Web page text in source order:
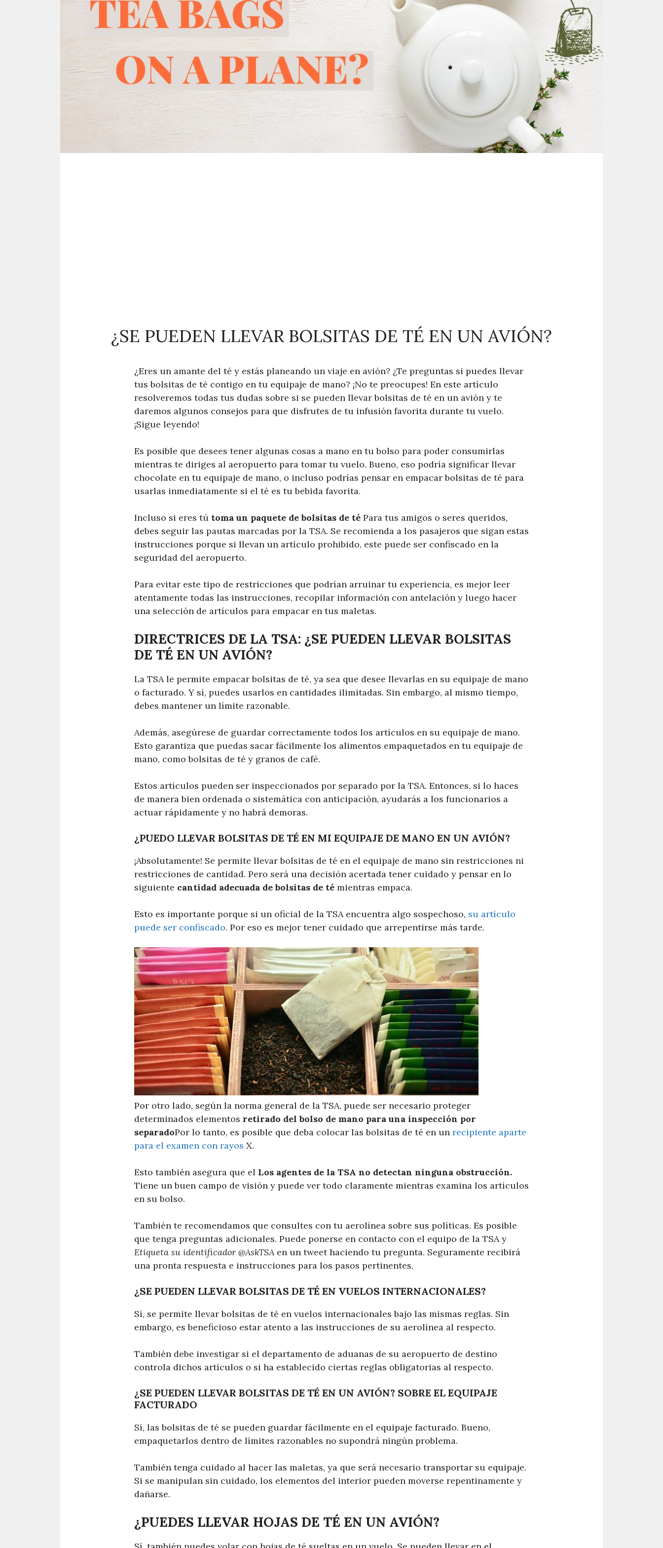
¿SE PUEDEN LLEVAR BOLSITAS DE TÉ EN UN AVIÓN?
¿Eres un amante del té y estás planeando un viaje en avión? ¿Te preguntas si puedes llevar
tus bolsitas de té contigo en tu equipaje de mano? ¡No te preocupes! En este artículo
resolveremos todas tus dudas sobre si se pueden llevar bolsitas de té en un avión y te
daremos algunos consejos para que disfrutes de tu infusión favorita durante tu vuelo.
¡Sigue leyendo!
Es posible que desees tener algunas cosas a mano en tu bolso para poder consumirlas
mientras te diriges al aeropuerto para tomar tu vuelo. Bueno, eso podría significar llevar
chocolate en tu equipaje de mano, o incluso podrías pensar en empacar bolsitas de té para
usarlas inmediatamente si el té es tu bebida favorita.
Incluso si eres tú toma un paquete de bolsitas de té Para tus amigos o seres queridos,
debes seguir las pautas marcadas por la TSA. Se recomienda a los pasajeros que sigan estas
instrucciones porque si llevan un artículo prohibido, este puede ser confiscado en la
seguridad del aeropuerto.
Para evitar este tipo de restricciones que podrían arruinar tu experiencia, es mejor leer
atentamente todas las instrucciones, recopilar información con antelación y luego hacer
una selección de artículos para empacar en tus maletas.
DIRECTRICES DE LA TSA: ¿SE PUEDEN LLEVAR BOLSITAS
DE TÉ EN UN AVIÓN?
La TSA le permite empacar bolsitas de té, ya sea que desee llevarlas en su equipaje de mano
o facturado. Y sí, puedes usarlos en cantidades ilimitadas. Sin embargo, al mismo tiempo,
debes mantener un límite razonable.
Además, asegúrese de guardar correctamente todos los artículos en su equipaje de mano.
Esto garantiza que puedas sacar fácilmente los alimentos empaquetados en tu equipaje de
mano, como bolsitas de té y granos de café.
Estos artículos pueden ser inspeccionados por separado por la TSA. Entonces, si lo haces
de manera bien ordenada o sistemática con anticipación, ayudarás a los funcionarios a
actuar rápidamente y no habrá demoras.
¿PUEDO LLEVAR BOLSITAS DE TÉ EN MI EQUIPAJE DE MANO EN UN AVIÓN?
¡Absolutamente! Se permite llevar bolsitas de té en el equipaje de mano sin restricciones ni
restricciones de cantidad. Pero será una decisión acertada tener cuidado y pensar en lo
siguiente cantidad adecuada de bolsitas de té mientras empaca.
Esto es importante porque si un oficial de la TSA encuentra algo sospechoso, su artículo
puede ser confiscado. Por eso es mejor tener cuidado que arrepentirse más tarde.
Por otro lado, según la norma general de la TSA, puede ser necesario proteger
determinados elementos retirado del bolso de mano para una inspección por
separadoPor lo tanto, es posible que deba colocar las bolsitas de té en un recipiente aparte
para el examen con rayos X.
Esto también asegura que el Los agentes de la TSA no detectan ninguna obstrucción.
Tiene un buen campo de visión y puede ver todo claramente mientras examina los artículos
en su bolso.
También te recomendamos que consultes con tu aerolínea sobre sus políticas. Es posible
que tenga preguntas adicionales. Puede ponerse en contacto con el equipo de la TSA y
Etiqueta su identificador @AskTSA en un tweet haciendo tu pregunta. Seguramente recibirá
una pronta respuesta e instrucciones para los pasos pertinentes.
¿SE PUEDEN LLEVAR BOLSITAS DE TÉ EN VUELOS INTERNACIONALES?
Sí, se permite llevar bolsitas de té en vuelos internacionales bajo las mismas reglas. Sin
embargo, es beneficioso estar atento a las instrucciones de su aerolínea al respecto.
También debe investigar si el departamento de aduanas de su aeropuerto de destino
controla dichos artículos o si ha establecido ciertas reglas obligatorias al respecto.
¿SE PUEDEN LLEVAR BOLSITAS DE TÉ EN UN AVIÓN? SOBRE EL EQUIPAJE
FACTURADO
Sí, las bolsitas de té se pueden guardar fácilmente en el equipaje facturado. Bueno,
empaquetarlos dentro de límites razonables no supondrá ningún problema.
También tenga cuidado al hacer las maletas, ya que será necesario transportar su equipaje.
Si se manipulan sin cuidado, los elementos del interior pueden moverse repentinamente y
dañarse.
¿PUEDES LLEVAR HOJAS DE TÉ EN UN AVIÓN?